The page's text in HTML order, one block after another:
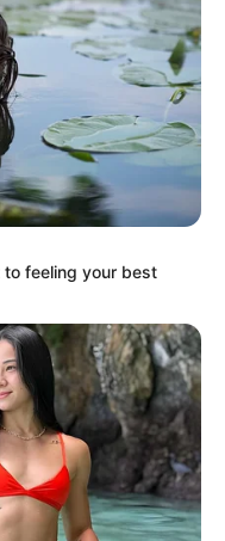
feeling your best